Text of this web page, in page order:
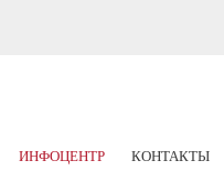
ИНФОЦЕНТР КОНТАКТЫ